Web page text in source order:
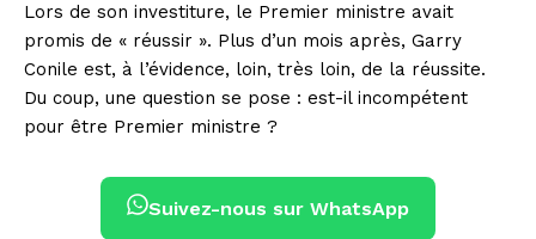
Lors de son investiture, le Premier ministre avait
promis de « réussir ». Plus d’un mois après, Garry
Conile est, à l’évidence, loin, très loin, de la réussite.
Du coup, une question se pose : est-il incompétent
pour être Premier ministre ?
Suivez-nous sur WhatsApp